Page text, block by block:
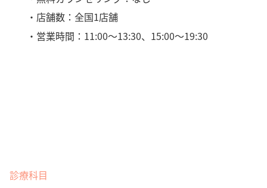
・店舗数：全国1店舗
・営業時間：11:00〜13:30、15:00〜19:30
診療科目